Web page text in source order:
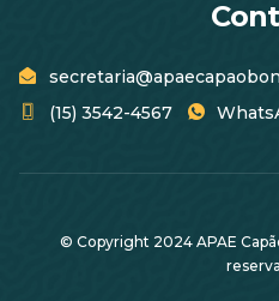
(15) 3542-4567
© Copyright 2024 APAE